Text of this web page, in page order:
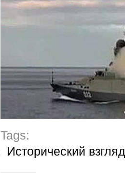
Tags:
Исторический взгляд